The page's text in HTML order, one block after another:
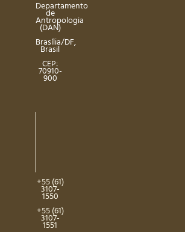
Departamento
de
Antropologia
(DAN)
Brasília/DF,
Brasil
CEP:
70910-
900
+55 (61)
3107-
1550
+55 (61)
3107-
1551